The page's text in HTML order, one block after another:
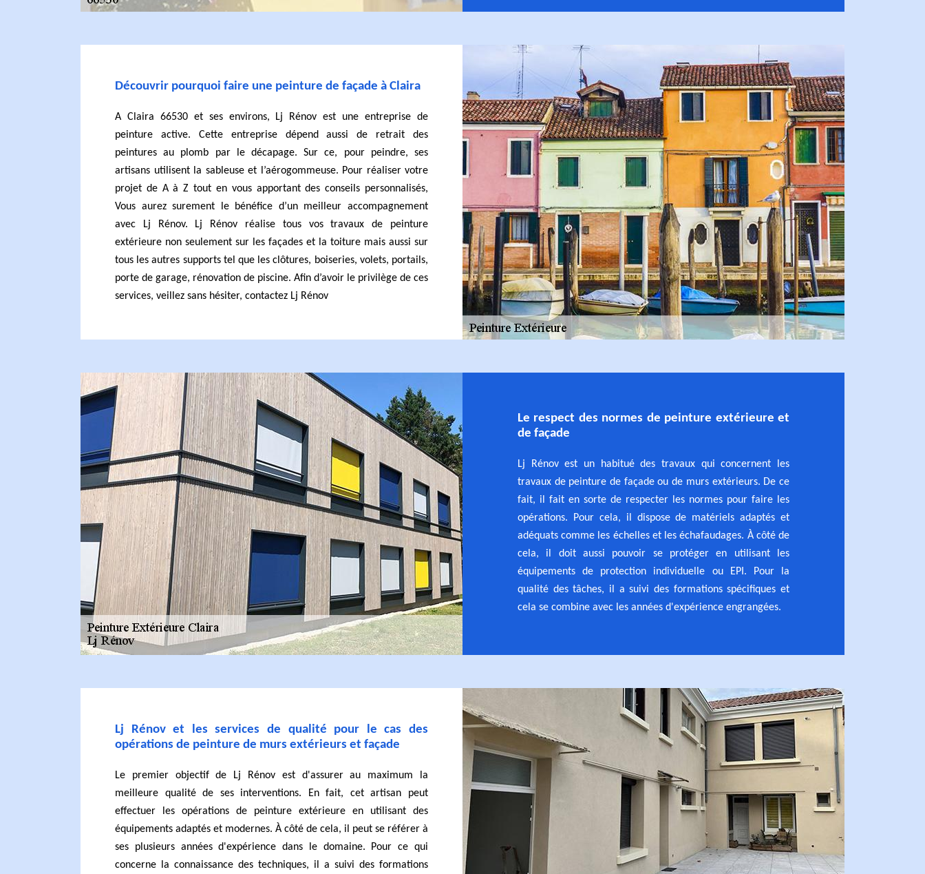
Découvrir pourquoi faire une peinture de façade à Claira
A Claira 66530 et ses environs, Lj Rénov est une entreprise de
peinture active. Cette entreprise dépend aussi de retrait des
peintures au plomb par le décapage. Sur ce, pour peindre, ses
artisans utilisent la sableuse et l’aérogommeuse. Pour réaliser votre
projet de A à Z tout en vous apportant des conseils personnalisés,
Vous aurez surement le bénéfice d’un meilleur accompagnement
avec Lj Rénov. Lj Rénov réalise tous vos travaux de peinture
extérieure non seulement sur les façades et la toiture mais aussi sur
tous les autres supports tel que les clôtures, boiseries, volets, portails,
porte de garage, rénovation de piscine. Afin d’avoir le privilège de ces
services, veillez sans hésiter, contactez Lj Rénov
Le respect des normes de peinture extérieure et
de façade
Lj Rénov est un habitué des travaux qui concernent les
travaux de peinture de façade ou de murs extérieurs. De ce
fait, il fait en sorte de respecter les normes pour faire les
opérations. Pour cela, il dispose de matériels adaptés et
adéquats comme les échelles et les échafaudages. À côté de
cela, il doit aussi pouvoir se protéger en utilisant les
équipements de protection individuelle ou EPI. Pour la
qualité des tâches, il a suivi des formations spécifiques et
cela se combine avec les années d'expérience engrangées.
Lj Rénov et les services de qualité pour le cas des
opérations de peinture de murs extérieurs et façade
Le premier objectif de Lj Rénov est d'assurer au maximum la
meilleure qualité de ses interventions. En fait, cet artisan peut
effectuer les opérations de peinture extérieure en utilisant des
équipements adaptés et modernes. À côté de cela, il peut se référer à
ses plusieurs années d'expérience dans le domaine. Pour ce qui
concerne la connaissance des techniques, il a suivi des formations